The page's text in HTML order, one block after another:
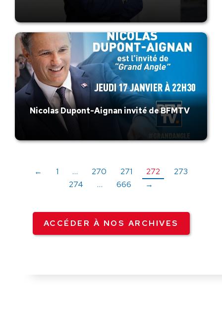
Nicolas Dupont-Aignan invité de BFMTV
← 1 … 270 271 272
273
274
… 666 →
ACCÉDER À NOS ARCHIVES